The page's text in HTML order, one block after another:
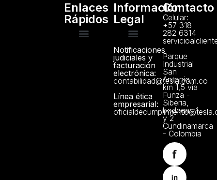
Enlaces
Rápidos
Información
Legal
Notificaciones
judiciales y
facturación
electrónica:
contabilidad@tesla.com.co
Línea ética
empresarial:
Contacto
Celular:
+57 318
282 6314
Parque
Industrial
San
Antonio,
km 1,5 vía
Funza -
Siberia,
bodegas 1
y 2
Cundinamarca
- Colombia